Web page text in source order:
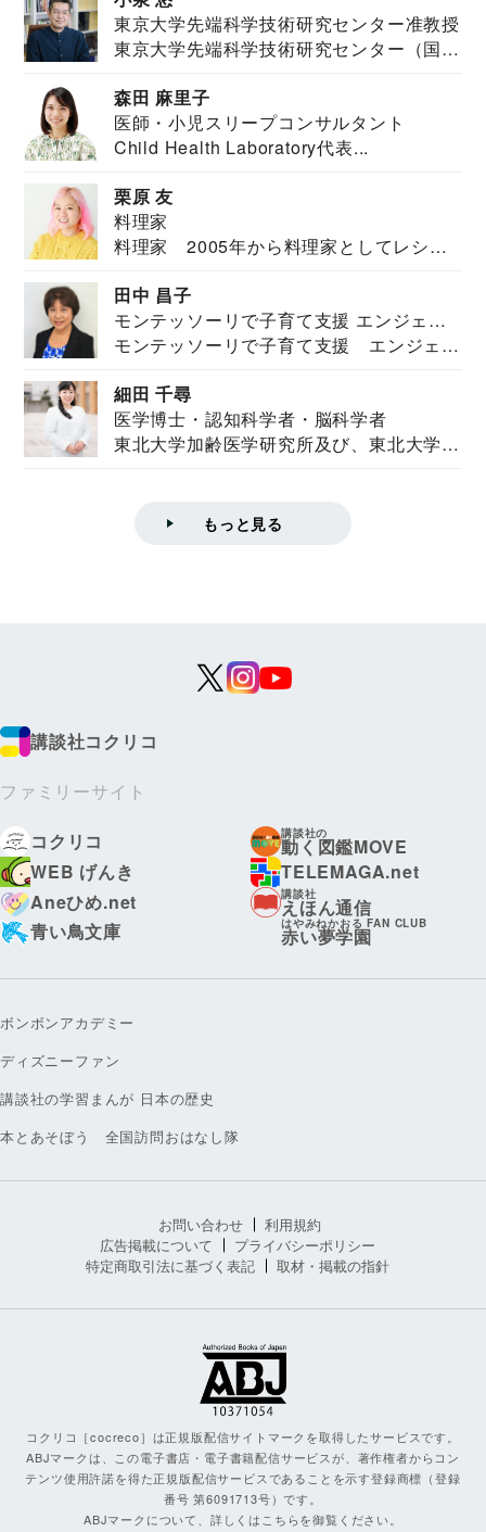
東京大学先端科学技術研究センター准教授
東京大学先端科学技術研究センター（国際
森田 麻里子
医師・小児スリープコンサルタント
Child Health Laboratory代表...
栗原 友
料理家
料理家 2005年から料理家としてレシピ
田中 昌子
モンテッソーリで子育て支援 エンジェル
ズハウス研究所所長
モンテッソーリで子育て支援 エンジェル
細田 千尋
医学博士・認知科学者・脳科学者
東北大学加齢医学研究所及び、東北大学大
もっと見る
講談社コクリコ
ファミリーサイト
コクリコ
講談社の
動く図鑑MOVE
WEB げんき
TELEMAGA.net
Aneひめ.net
講談社
えほん通信
青い鳥文庫
はやみねかおる FAN CLUB
赤い夢学園
ボンボンアカデミー
ディズニーファン
講談社の学習まんが 日本の歴史
本とあそぼう 全国訪問おはなし隊
お問い合わせ
利用規約
広告掲載について
プライバシーポリシー
特定商取引法に基づく表記
取材・掲載の指針
コクリコ［cocreco］は正規版配信サイトマークを取得したサービスです。
ABJマークは、この電子書店・電子書籍配信サービスが、著作権者からコン
テンツ使用許諾を得た正規版配信サービスであることを示す登録商標（登録
番号 第6091713号）です。
ABJマークについて、詳しくはこちらを御覧ください。